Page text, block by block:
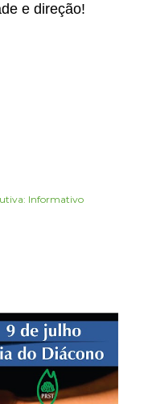
e direção!
Informativo